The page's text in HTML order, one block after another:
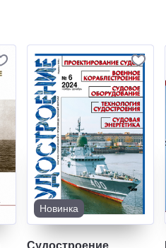
Новинка
Судостроение